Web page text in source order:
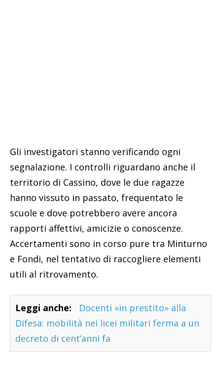
Gli investigatori stanno verificando ogni
segnalazione. I controlli riguardano anche il
territorio di Cassino, dove le due ragazze
hanno vissuto in passato, frequentato le
scuole e dove potrebbero avere ancora
rapporti affettivi, amicizie o conoscenze.
Accertamenti sono in corso pure tra Minturno
e Fondi, nel tentativo di raccogliere elementi
utili al ritrovamento.
Leggi anche:
Docenti «in prestito» alla
Difesa: mobilità nei licei militari ferma a un
decreto di cent’anni fa